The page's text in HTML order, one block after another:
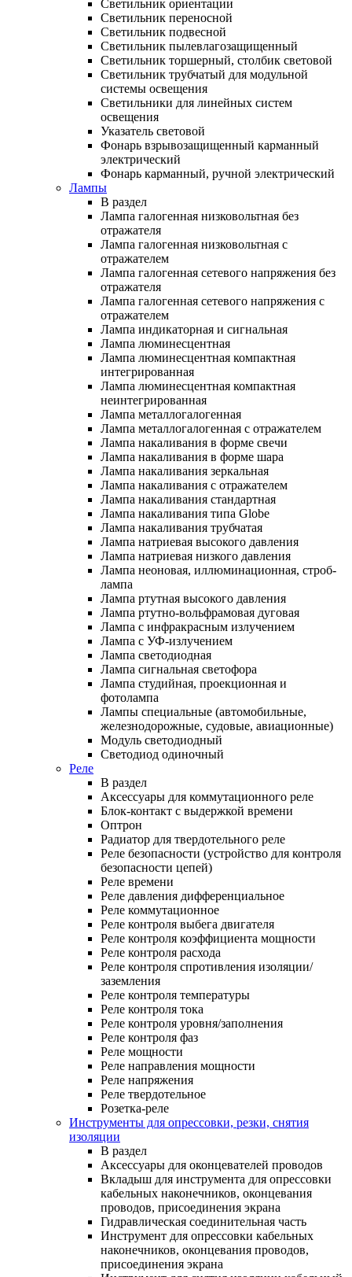
Светильник ориентации
Светильник переносной
Светильник подвесной
Светильник пылевлагозащищенный
Светильник торшерный, столбик световой
Светильник трубчатый для модульной
системы освещения
Светильники для линейных систем
освещения
Указатель световой
Фонарь взрывозащищенный карманный
электрический
Фонарь карманный, ручной электрический
Лампы
В раздел
Лампа галогенная низковольтная без
отражателя
Лампа галогенная низковольтная с
отражателем
Лампа галогенная сетевого напряжения без
отражателя
Лампа галогенная сетевого напряжения с
отражателем
Лампа индикаторная и сигнальная
Лампа люминесцентная
Лампа люминесцентная компактная
интегрированная
Лампа люминесцентная компактная
неинтегрированная
Лампа металлогалогенная
Лампа металлогалогенная с отражателем
Лампа накаливания в форме свечи
Лампа накаливания в форме шара
Лампа накаливания зеркальная
Лампа накаливания с отражателем
Лампа накаливания стандартная
Лампа накаливания типа Globe
Лампа накаливания трубчатая
Лампа натриевая высокого давления
Лампа натриевая низкого давления
Лампа неоновая, иллюминационная, строб-
лампа
Лампа ртутная высокого давления
Лампа ртутно-вольфрамовая дуговая
Лампа с инфракрасным излучением
Лампа с УФ-излучением
Лампа светодиодная
Лампа сигнальная светофора
Лампа студийная, проекционная и
фотолампа
Лампы специальные (автомобильные,
железнодорожные, судовые, авиационные)
Модуль светодиодный
Светодиод одиночный
Реле
В раздел
Аксессуары для коммутационного реле
Блок-контакт с выдержкой времени
Оптрон
Радиатор для твердотельного реле
Реле безопасности (устройство для контроля
безопасности цепей)
Реле времени
Реле давления дифференциальное
Реле коммутационное
Реле контроля выбега двигателя
Реле контроля коэффициента мощности
Реле контроля расхода
Реле контроля спротивления изоляции/
заземления
Реле контроля температуры
Реле контроля тока
Реле контроля уровня/заполнения
Реле контроля фаз
Реле мощности
Реле направления мощности
Реле напряжения
Реле твердотельное
Розетка-реле
Инструменты для опрессовки, резки, снятия
изоляции
В раздел
Аксессуары для оконцевателей проводов
Вкладыш для инструмента для опрессовки
кабельных наконечников, оконцевания
проводов, присоединения экрана
Гидравлическая соединительная часть
Инструмент для опрессовки кабельных
наконечников, оконцевания проводов,
присоединения экрана